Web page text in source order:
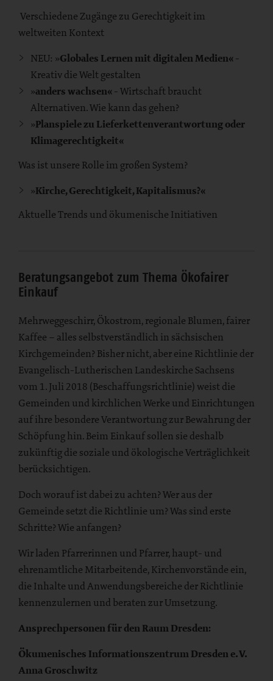
Verschiedene Zugänge zu Gerechtigkeit im
weltweiten Kontext
NEU: »Globales Lernen mit digitalen Medien« -
Kreativ die Welt gestalten
»anders wachsen« - Wirtschaft braucht
Alternativen. Wie kann das gehen?
»Planspiele zu Lieferkettenverantwortung oder
Klimagerechtigkeit«
Was ist unsere Rolle im großen System?
»Kirche, Gerechtigkeit, Kapitalismus?«
Aktuelle Trends und ökumenische Initiativen
Beratungsangebot zum Thema Ökofairer
Einkauf
Mehrweggeschirr, Ökostrom, regionale Blumen, fairer
Kaffee – alles selbstverständlich in sächsischen
Kirchgemeinden? Bisher nicht, aber eine Richtlinie der
Evangelisch-Lutherischen Landeskirche Sachsens
vom 1. Juli 2018 (Beschaffungsrichtlinie) weist die
Gemeinden und kirchlichen Werke und Einrichtungen
auf ihre besondere Verantwortung zur Bewahrung der
Schöpfung hin. Beim Einkauf sollen sie deshalb
zukünftig die soziale und ökologische Verträglichkeit
berücksichtigen.
Doch worauf ist dabei zu achten? Wer aus der
Gemeinde setzt die Richtlinie um? Was sind erste
Schritte? Wie anfangen?
Wir laden Pfarrerinnen und Pfarrer, haupt- und
ehrenamtliche Mitarbeitende, Kirchenvorstände ein,
die Inhalte und Anwendungsbereiche der Richtlinie
kennenzulernen und beraten zur Umsetzung.
Ansprechpersonen für den Raum Dresden:
Ökumenisches Informationszentrum Dresden e. V.
Anna Groschwitz